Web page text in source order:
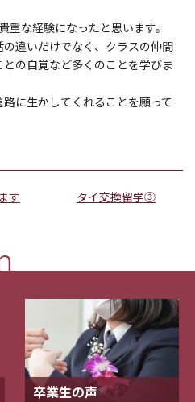
重な経験になったと思います。
違いだけでなく、クラスの仲間
の自覚など多くのことを学びま
に生かしてくれることを願って
す タイ交換留学③
卒業生の声